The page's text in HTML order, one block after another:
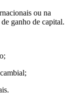
ou na
ganho de capital.